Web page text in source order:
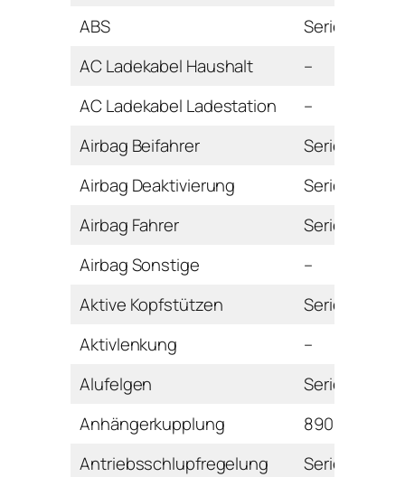
ABS
Serie
AC Ladekabel Haushalt
–
AC Ladekabel Ladestation
–
Airbag Beifahrer
Serie
Airbag Deaktivierung
Serie
Airbag Fahrer
Serie
Airbag Sonstige
–
Aktive Kopfstützen
Serie
Aktivlenkung
–
Alufelgen
Serie
Anhängerkupplung
890 Euro
Antriebsschlupfregelung
Serie